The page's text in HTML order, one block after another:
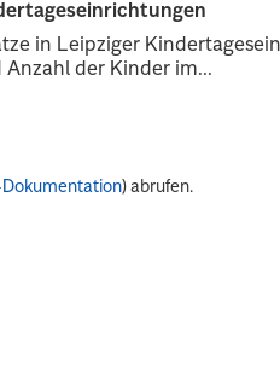
in Leipziger
Anzahl der Kinder im...
) abrufen.